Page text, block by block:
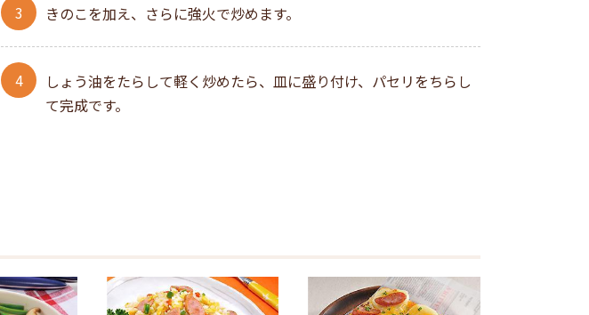
きのこを加え、さらに強火で炒めます。
しょう油をたらして軽く炒めたら、皿に盛り付け、パセリをちらし
て完成です。